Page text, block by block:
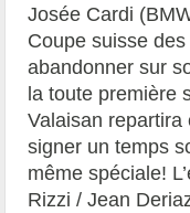
Josée Cardi
Coupe suisse
abandonner sur
la toute première
Valaisan
signer un temps
même spéciale!
Rizzi / Jean